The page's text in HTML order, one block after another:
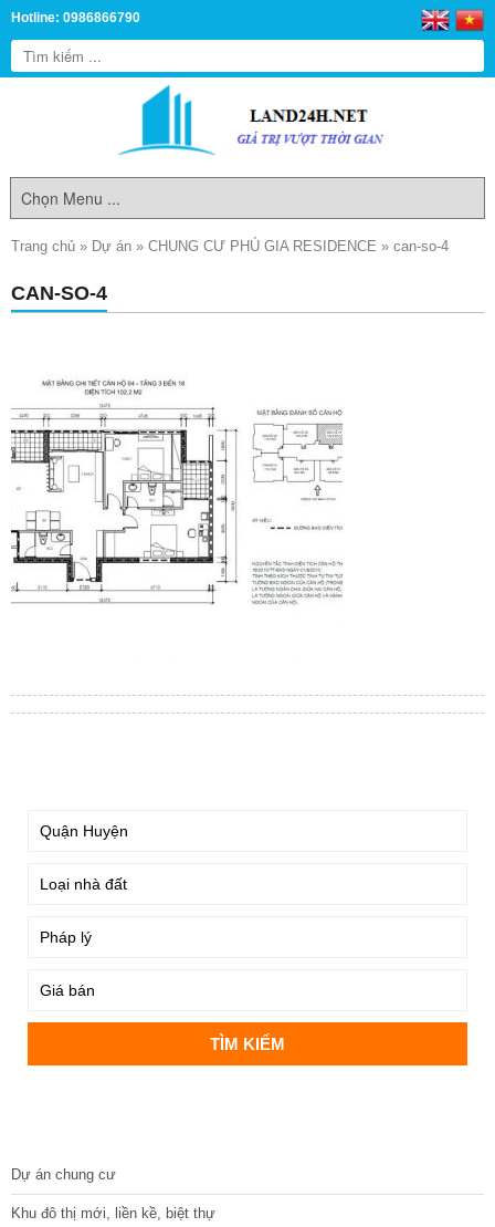
Hotline: 0986866790
Trang chủ » Dự án » CHUNG CƯ PHÚ GIA RESIDENCE » can-so-4
CAN-SO-4
Dự án chung cư
Khu đô thị mới, liền kề, biệt thự